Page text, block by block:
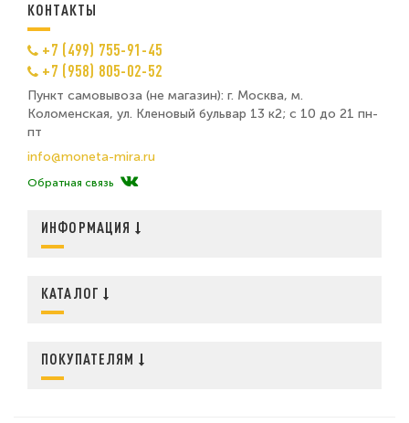
КОНТАКТЫ
+7 (499) 755-91-45
+7 (958) 805-02-52
Пункт самовывоза (не магазин): г. Москва, м.
Коломенская, ул. Кленовый бульвар 13 к2; с 10 до 21 пн-
пт
info@moneta-mira.ru
Обратная связь
ИНФОРМАЦИЯ
КАТАЛОГ
ПОКУПАТЕЛЯМ